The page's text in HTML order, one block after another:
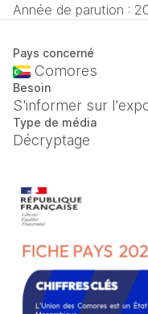
Année de parution :
Pays concerné
Comores
Besoin
S'informer sur
Type de média
Décryptage